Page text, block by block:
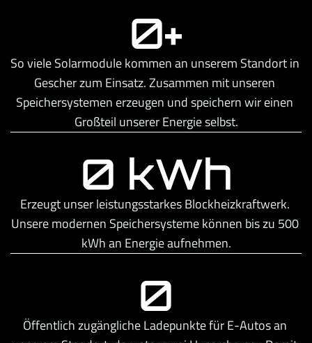
0+
So viele Solarmodule kommen an unserem Standort in
Gescher zum Einsatz. Zusammen mit unseren
Speichersystemen erzeugen und speichern wir einen
Großteil unserer Energie selbst.
0 kWh
Erzeugt unser leistungsstarkes Blockheizkraftwerk.
Unsere modernen Speichersysteme können bis zu 500
kWh an Energie aufnehmen.
0
Öffentlich zugängliche Ladepunkte für E-Autos an